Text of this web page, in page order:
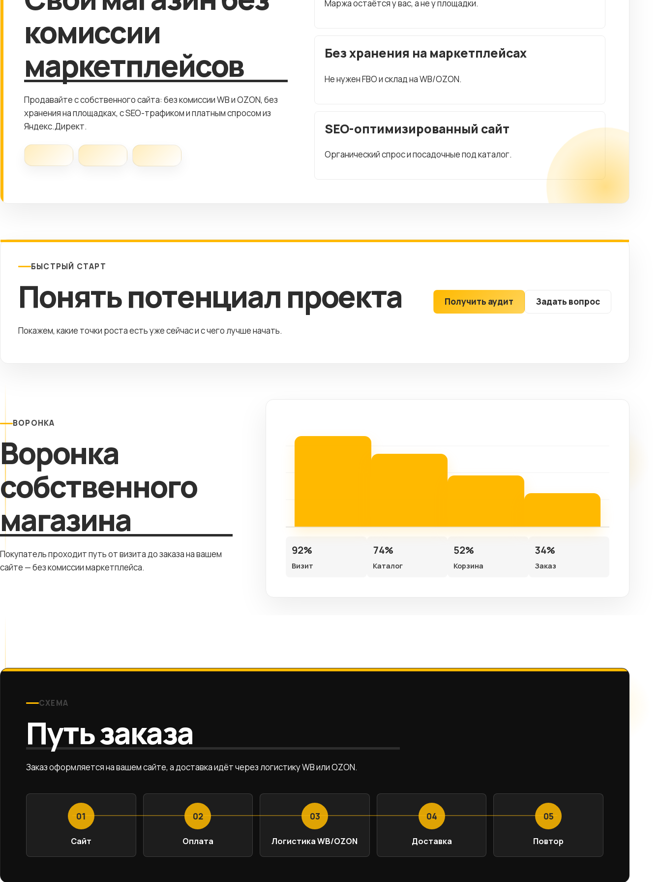
комиссии
маркетплейсов
Продавайте с собственного сайта: без комиссии WB и OZON, без
хранения на площадках, с SEO-трафиком и платным спросом из
Яндекс.Директ.
Маржа остаётся у вас, а не у площадки.
Без хранения на маркетплейсах
Не нужен FBO и склад на WB/OZON.
SEO-оптимизированный сайт
Органический спрос и посадочные под каталог.
БЫСТРЫЙ СТАРТ
Понять потенциал проекта
Покажем, какие точки роста есть уже сейчас и с чего лучше начать.
Получить аудит Задать вопрос
ВОРОНКА
Воронка
собственного
магазина
Покупатель проходит путь от визита до заказа на вашем
сайте — без комиссии маркетплейса.
92%
Визит
74%
Каталог
52%
Корзина
34%
Заказ
СХЕМА
Путь заказа
Заказ оформляется на вашем сайте, а доставка идёт через логистику WB или OZON.
01
Сайт
02
Оплата
03
Логистика WB/OZON
04
Доставка
05
Повтор